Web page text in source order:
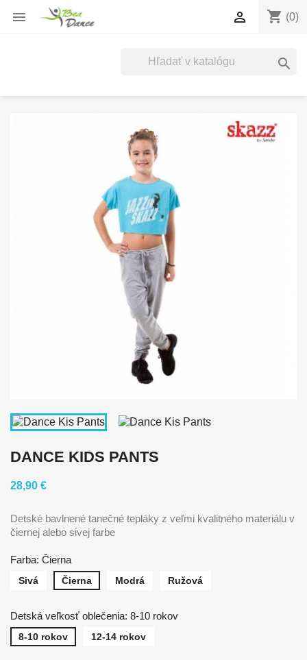
 shopping_cart (0)


DANCE KIDS PANTS
28,90 €
Detské bavlnené tanečné tepláky z veľmi kvalitného materiálu v
čiernej alebo sivej farbe
Farba: Čierna
Sivá Čierna Modrá Ružová
Detská veľkosť oblečenia: 8-10 rokov
8-10 rokov 12-14 rokov